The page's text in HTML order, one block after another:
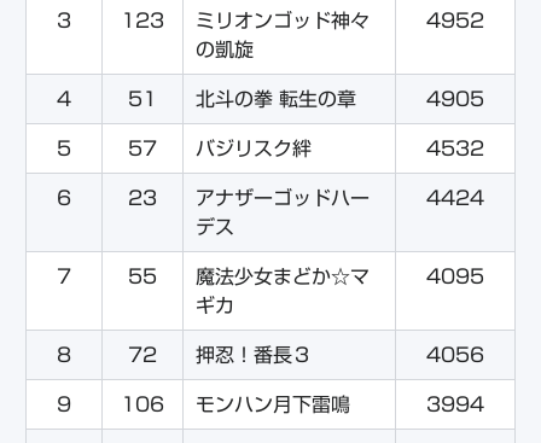
3 123
ミリオンゴッド神々
の凱旋
4952
4 51 北斗の拳 転生の章 4905
5 57 バジリスク絆 4532
6 23
アナザーゴッドハー
デス
4424
7 55
魔法少女まどか☆マ
ギカ
4095
8 72 押忍！番長３ 4056
9 106 モンハン月下雷鳴 3994